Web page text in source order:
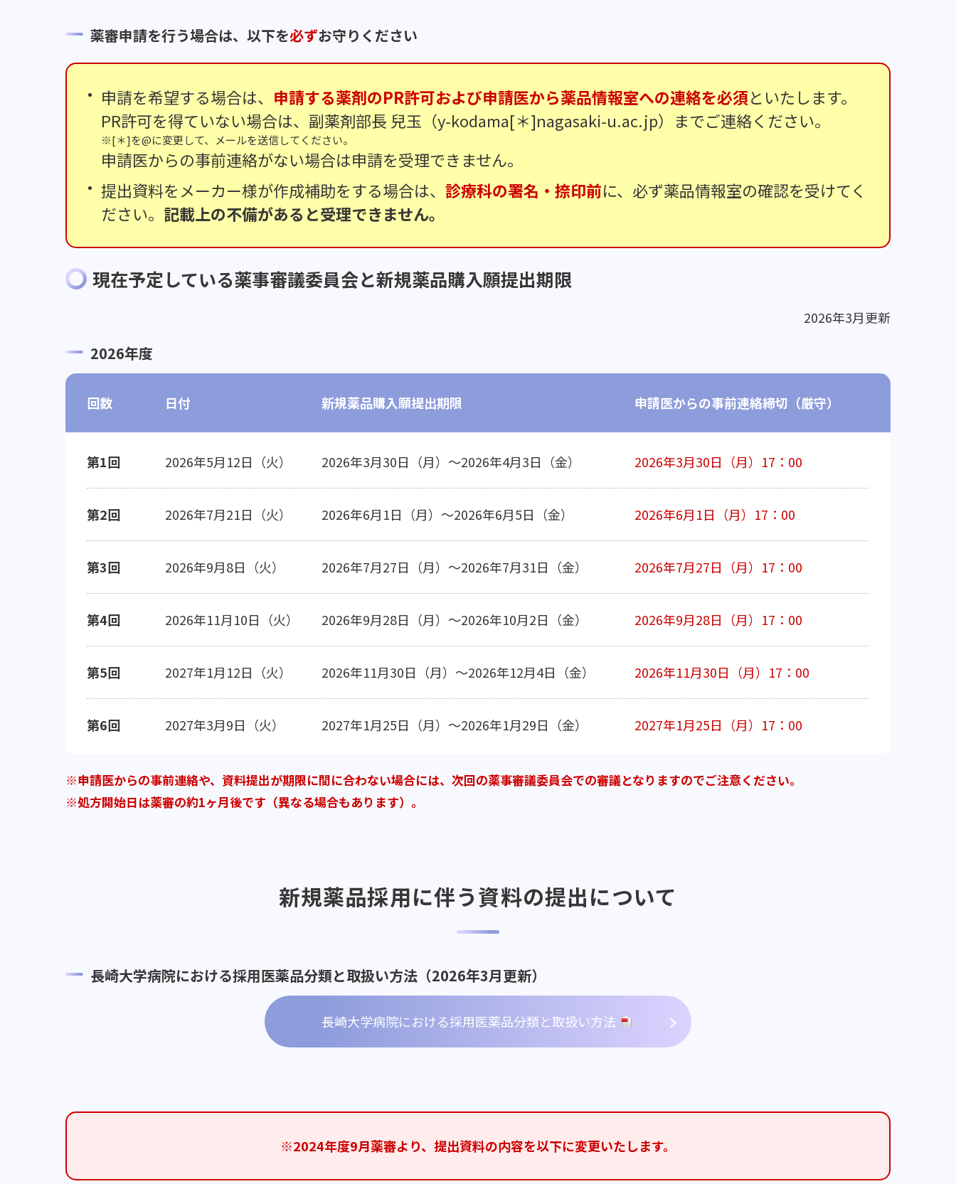
薬審申請を行う場合は、以下を必ずお守りください
申請を希望する場合は、 申請する薬剤のPR許可および申請医から薬品情報室への連絡を必須といたします。
PR許可を得ていない場合は、副薬剤部長 兒玉（y-kodama[＊]nagasaki-u.ac.jp）までご連絡ください。
[＊]を@に変更して、メールを送信してください。
申請医からの事前連絡がない場合は申請を受理できません。
提出資料をメーカー様が作成補助をする場合は、 診療科の署名・捺印前に、必ず薬品情報室の確認を受けてく
ださい。 記載上の不備があると受理できません。
現在予定している薬事審議委員会と新規薬品購入願提出期限
2026年3月更新
2026年度
回数 日付 新規薬品購入願提出期限 申請医からの事前連絡締切（厳守）
第1回 2026年5月12日（火） 2026年3月30日（月）～2026年4月3日（金） 2026年3月30日（月）17：00
第2回 2026年7月21日（火） 2026年6月1日（月）～2026年6月5日（金） 2026年6月1日（月）17：00
第3回 2026年9月8日（火） 2026年7月27日（月）～2026年7月31日（金） 2026年7月27日（月）17：00
第4回 2026年11月10日（火） 2026年9月28日（月）～2026年10月2日（金） 2026年9月28日（月）17：00
第5回 2027年1月12日（火） 2026年11月30日（月）～2026年12月4日（金） 2026年11月30日（月）17：00
第6回 2027年3月9日（火） 2027年1月25日（月）～2026年1月29日（金） 2027年1月25日（月）17：00
申請医からの事前連絡や、資料提出が期限に間に合わない場合には、次回の薬事審議委員会での審議となりますのでご注意ください。
処方開始日は薬審の約1ヶ月後です（異なる場合もあります）。
新規薬品採用に伴う資料の提出について
長崎大学病院における採用医薬品分類と取扱い方法（2026年3月更新）
長崎大学病院における採用医薬品分類と取扱い方法
※2024年度9月薬審より、提出資料の内容を以下に変更いたします。